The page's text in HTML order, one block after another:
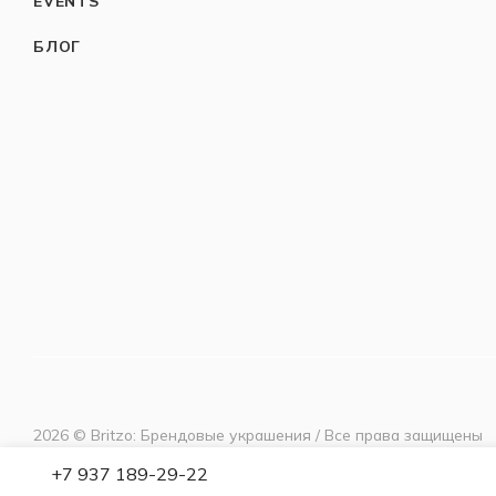
БЛОГ
2026 © Britzo: Брендовые украшения / Все права защищены
+7 937 189-29-22